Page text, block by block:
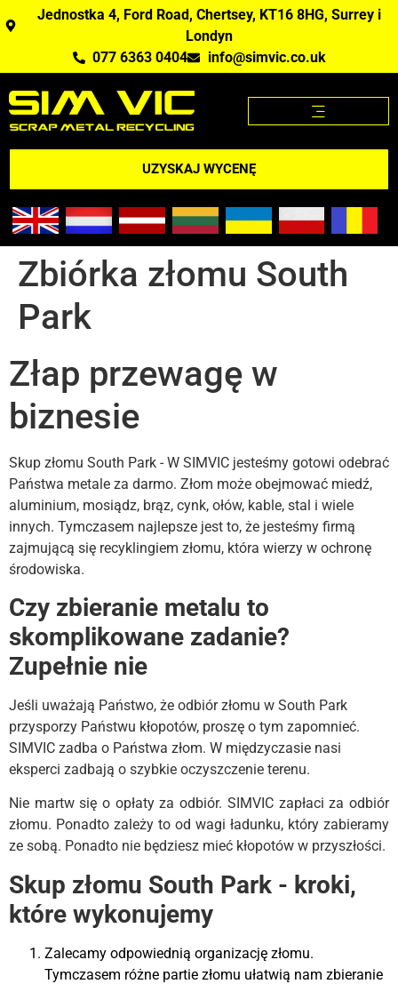
Jednostka 4, Ford Road, Chertsey, KT16 8HG, Surrey i
Londyn
077 6363 0404
info@simvic.co.uk
UZYSKAJ WYCENĘ
Zbiórka złomu South
Park
Złap przewagę w
biznesie
Skup złomu South Park - W SIMVIC jesteśmy gotowi odebrać
Państwa metale za darmo. Złom może obejmować miedź,
aluminium, mosiądz, brąz, cynk, ołów, kable, stal i wiele
innych. Tymczasem najlepsze jest to, że jesteśmy firmą
zajmującą się recyklingiem złomu, która wierzy w ochronę
środowiska.
Czy zbieranie metalu to
skomplikowane zadanie?
Zupełnie nie
Jeśli uważają Państwo, że odbiór złomu w South Park
przysporzy Państwu kłopotów, proszę o tym zapomnieć.
SIMVIC zadba o Państwa złom. W międzyczasie nasi
eksperci zadbają o szybkie oczyszczenie terenu.
Nie martw się o opłaty za odbiór. SIMVIC zapłaci za odbiór
złomu. Ponadto zależy to od wagi ładunku, który zabieramy
ze sobą. Ponadto nie będziesz mieć kłopotów w przyszłości.
Skup złomu South Park - kroki,
które wykonujemy
Zalecamy odpowiednią organizację złomu.
Tymczasem różne partie złomu ułatwią nam zbieranie